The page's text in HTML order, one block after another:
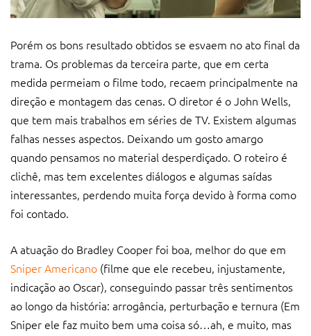
Porém os bons resultado obtidos se esvaem no ato final da
trama. Os problemas da terceira parte, que em certa
medida permeiam o filme todo, recaem principalmente na
direção e montagem das cenas. O diretor é o John Wells,
que tem mais trabalhos em séries de TV. Existem algumas
falhas nesses aspectos. Deixando um gosto amargo
quando pensamos no material desperdiçado. O roteiro é
clichê, mas tem excelentes diálogos e algumas saídas
interessantes, perdendo muita força devido à forma como
foi contado.
A atuação do Bradley Cooper foi boa, melhor do que em
Sniper Americano (filme que ele recebeu, injustamente,
indicação ao Oscar), conseguindo passar três sentimentos
ao longo da história: arrogância, perturbação e ternura (Em
Sniper ele faz muito bem uma coisa só…ah, e muito, mas